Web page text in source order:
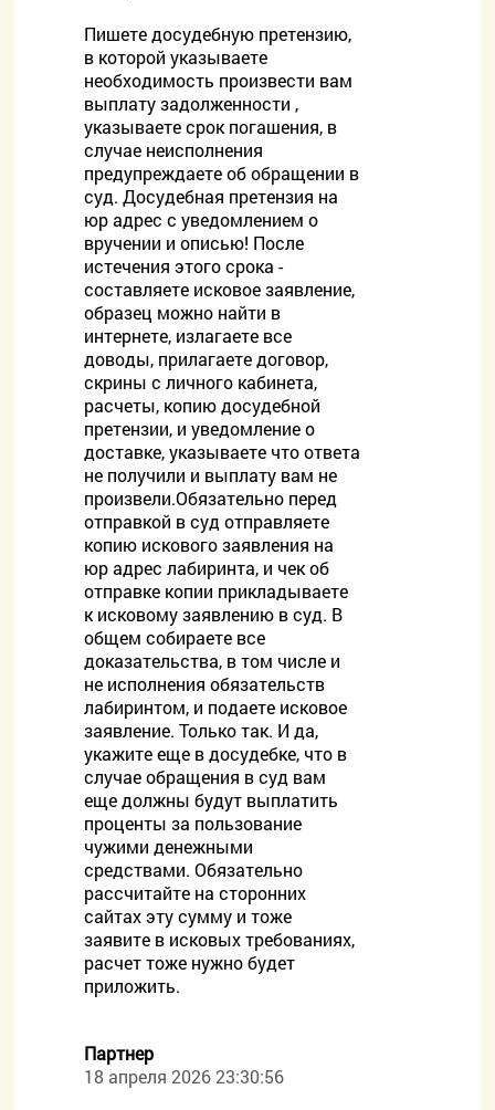
Пишете досудебную претензию,
в которой указываете
необходимость произвести вам
выплату задолженности ,
указываете срок погашения, в
случае неисполнения
предупреждаете об обращении в
суд. Досудебная претензия на
юр адрес с уведомлением о
вручении и описью! После
истечения этого срока -
составляете исковое заявление,
образец можно найти в
интернете, излагаете все
доводы, прилагаете договор,
скрины с личного кабинета,
расчеты, копию досудебной
претензии, и уведомление о
доставке, указываете что ответа
не получили и выплату вам не
произвели.Обязательно перед
отправкой в суд отправляете
копию искового заявления на
юр адрес лабиринта, и чек об
отправке копии прикладываете
к исковому заявлению в суд. В
общем собираете все
доказательства, в том числе и
не исполнения обязательств
лабиринтом, и подаете исковое
заявление. Только так. И да,
укажите еще в досудебке, что в
случае обращения в суд вам
еще должны будут выплатить
проценты за пользование
чужими денежными
средствами. Обязательно
рассчитайте на сторонних
сайтах эту сумму и тоже
заявите в исковых требованиях,
расчет тоже нужно будет
приложить.
Партнер
18 апреля 2026 23:30:56